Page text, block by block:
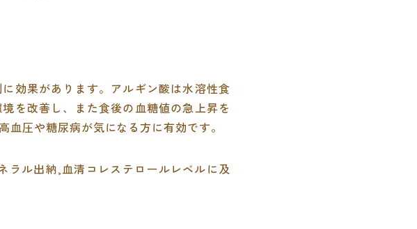
効果があります。アルギン酸は水溶性食
を改善し、また食後の血糖値の急上昇を
圧や糖尿病が気になる方に有効です。
ラル出納,血清コレステロールレベルに及